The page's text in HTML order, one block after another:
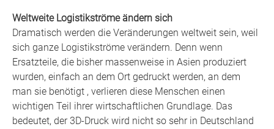
Weltweite Logistikströme ändern sich
Dramatisch werden die Veränderungen weltweit sein, weil
sich ganze Logistikströme verändern. Denn wenn
Ersatzteile, die bisher massenweise in Asien produziert
wurden, einfach an dem Ort gedruckt werden, an dem
man sie benötigt , verlieren diese Menschen einen
wichtigen Teil ihrer wirtschaftlichen Grundlage. Das
bedeutet, der 3D-Druck wird nicht so sehr in Deutschland